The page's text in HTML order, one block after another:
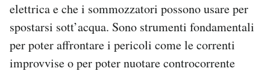
elettrica e che i sommozzatori possono usare per
spostarsi sott’acqua. Sono strumenti fondamentali
per poter affrontare i pericoli come le correnti
improvvise o per poter nuotare controcorrente